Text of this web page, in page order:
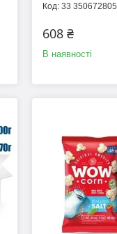
33 350672805
608 ₴
В наявності